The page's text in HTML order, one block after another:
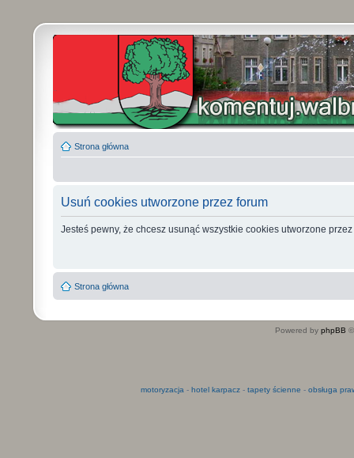
Strona główna
Usuń cookies utworzone przez forum
Jesteś pewny, że chcesz usunąć wszystkie cookies utworzone
Strona główna
Powered by phpBB
motoryzacja - hotel karpacz- tapety ścienne - obsługa